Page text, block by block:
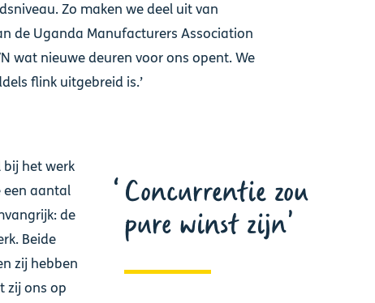
Concurrentie zou
pure winst zijn
Zo maken we deel uit van
de Uganda Manufacturers Association
wat nieuwe deuren voor ons opent. We
flink uitgebreid is.’
bij het werk
een aantal
de
Beide
zij hebben
zij ons op